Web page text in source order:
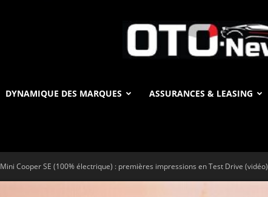
OTO
DYNAMIQUE DES MARQUES ASSURANCES & LEASING
Mini Cooper SE (100% électrique) : premières impressions en Test Drive (vidéo)